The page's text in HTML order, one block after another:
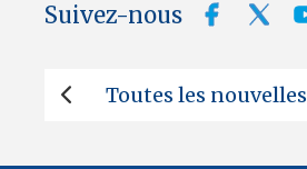
Suivez-nous
Toutes les nouvelles